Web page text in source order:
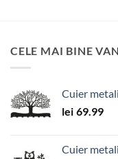
CELE MAI BINE
Cuier
lei 69.99
Cuier